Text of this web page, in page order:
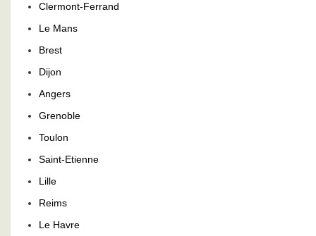
Clermont-Ferrand
Le Mans
Brest
Dijon
Angers
Grenoble
Toulon
Saint-Etienne
Lille
Reims
Le Havre